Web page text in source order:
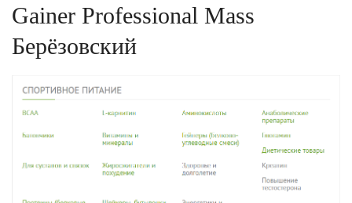
Gainer Professional Mass
Берёзовский